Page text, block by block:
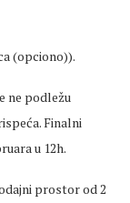
(opciono)).
ne podležu
Finalni
u 12h.
prostor od 2